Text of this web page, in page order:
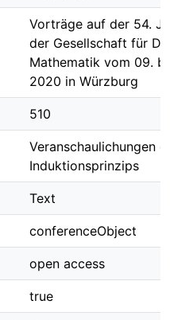
Vorträge auf der 54.
der Gesellschaft für
Mathematik vom 09.
2020 in Würzburg
510
Veranschaulichungen
Induktionsprinzips
Text
conferenceObject
open access
true